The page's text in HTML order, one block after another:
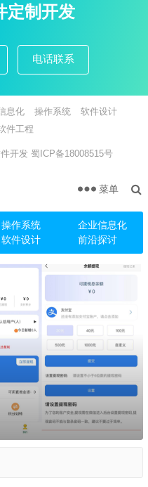
定制开发
电话联系
息化 操作系统
软件设计
件工程
开发 蜀ICP备18008515号
操作系统
企业信息化
软件设计 前沿探讨
菜单